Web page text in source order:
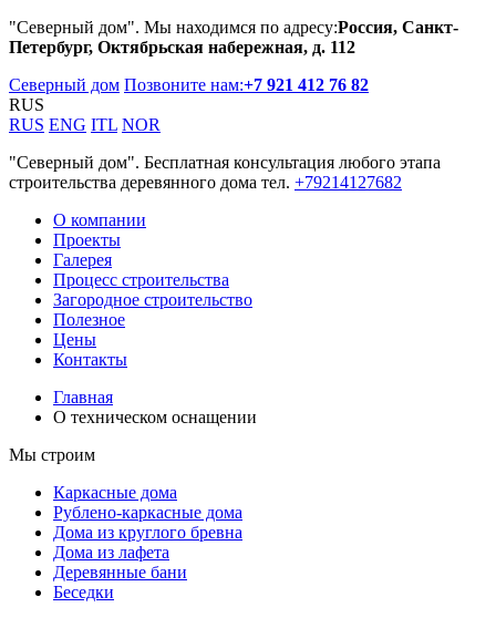
"Северный дом". Мы находимся по адресу:Россия, Санкт-
Петербург, Октябрьская набережная, д. 112
Северный дом Позвоните нам:+7 921 412 76 82
RUS
RUS ENG ITL NOR
"Северный дом". Бесплатная консультация любого этапа
строительства деревянного дома тел. +79214127682
О компании
Проекты
Галерея
Процесс строительства
Загородное строительство
Полезное
Цены
Контакты
Главная
О техническом оснащении
Мы строим
Каркасные дома
Рублено-каркасные дома
Дома из круглого бревна
Дома из лафета
Деревянные бани
Беседки